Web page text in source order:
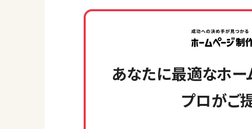
あなたに最適なホー
プロがご